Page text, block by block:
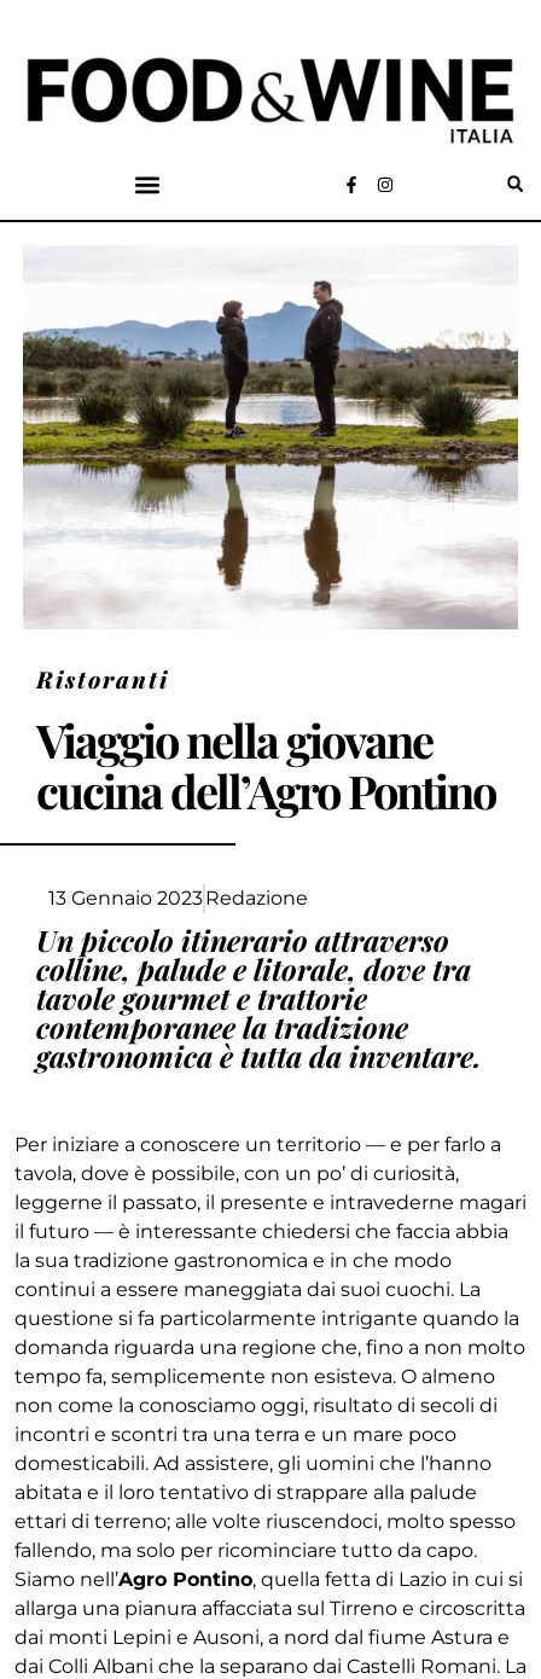
Ristoranti
Viaggio nella giovane
cucina dell’Agro Pontino
13 Gennaio 2023Redazione
Un piccolo itinerario attraverso
colline, palude e litorale, dove tra
tavole gourmet e trattorie
contemporanee la tradizione
gastronomica è tutta da inventare.
Per iniziare a conoscere un territorio — e per farlo a
tavola, dove è possibile, con un po’ di curiosità,
leggerne il passato, il presente e intravederne magari
il futuro — è interessante chiedersi che faccia abbia
la sua tradizione gastronomica e in che modo
continui a essere maneggiata dai suoi cuochi. La
questione si fa particolarmente intrigante quando la
domanda riguarda una regione che, fino a non molto
tempo fa, semplicemente non esisteva. O almeno
non come la conosciamo oggi, risultato di secoli di
incontri e scontri tra una terra e un mare poco
domesticabili. Ad assistere, gli uomini che l’hanno
abitata e il loro tentativo di strappare alla palude
ettari di terreno; alle volte riuscendoci, molto spesso
fallendo, ma solo per ricominciare tutto da capo.
Siamo nell’Agro Pontino, quella fetta di Lazio in cui si
allarga una pianura affacciata sul Tirreno e circoscritta
dai monti Lepini e Ausoni, a nord dal fiume Astura e
dai Colli Albani che la separano dai Castelli Romani. La